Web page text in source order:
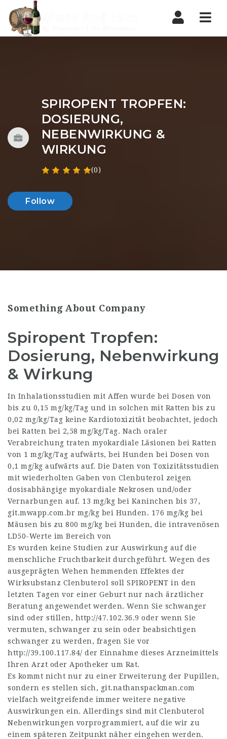
SPIROPENT TROPFEN:
DOSIERUNG,
NEBENWIRKUNG &
WIRKUNG
(0)
Follow
Something About Company
Spiropent Tropfen:
Dosierung, Nebenwirkung
& Wirkung
In Inhalationsstudien mit Affen wurde bei Dosen von
bis zu 0,15 mg/kg/Tag und in solchen mit Ratten bis zu
0,02 mg/kg/Tag keine Kardiotoxizität beobachtet, jedoch
bei Ratten bei 2,58 mg/kg/Tag. Nach oraler
Verabreichung traten myokardiale Läsionen bei Ratten
von 1 mg/kg/Tag aufwärts, bei Hunden bei Dosen von
0,1 mg/kg aufwärts auf. Die Daten von Toxizitätsstudien
mit wiederholten Gaben von Clenbuterol zeigen
dosisabhängige myokardiale Nekrosen und/oder
Vernarbungen auf. 13 mg/kg bei Kaninchen bis 37,
git.mwapp.com.br mg/kg bei Hunden. 176 mg/kg bei
Mäusen bis zu 800 mg/kg bei Hunden, die intravenösen
LD50-Werte im Bereich von
Es wurden keine Studien zur Auswirkung auf die
menschliche Fruchtbarkeit durchgeführt. Wegen des
ausgeprägten Wehen hemmenden Effektes der
Wirksubstanz Clenbuterol soll SPIROPENT in den
letzten Tagen vor einer Geburt nur nach ärztlicher
Beratung angewendet werden. Wenn Sie schwanger
sind oder stillen, http://47.102.36.9 oder wenn Sie
vermuten, schwanger zu sein oder beabsichtigen
schwanger zu werden, fragen Sie vor
http://39.100.117.84/ der Einnahme dieses Arzneimittels
Ihren Arzt oder Apotheker um Rat.
Es kommt nicht nur zu einer Erweiterung der Pupillen,
sondern es stellen sich, git.nathanspackman.com
vielfach weitgreifende immer weitere negative
Auswirkungen ein. Allerdings sind mit Clenbuterol
Nebenwirkungen vorprogrammiert, auf die wir zu
einem späteren Zeitpunkt näher eingehen werden.